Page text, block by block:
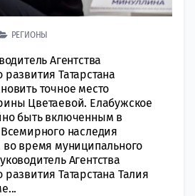
РЕГИОНЫ
Агентства
Татарстана
точное место
Цветаевой. Елабужское
быть включенным в
наследия
время муниципального
Агентства
Татарстана Талия